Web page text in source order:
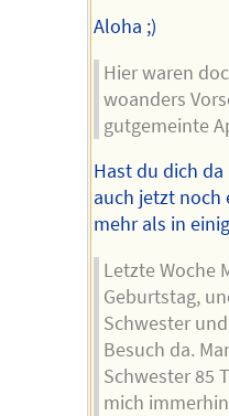
Aloha ;)
Hier waren
woanders
gutgemeinte
Hast du dich
auch jetzt noch
mehr als in
Letzte Woche
Geburtstag,
Schwester
Besuch da.
Schwester 85
mich